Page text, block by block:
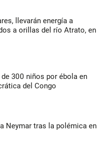
llevarán energía a
a orillas del río Atrato, en
300 niños por ébola en
del Congo
Neymar tras la polémica en